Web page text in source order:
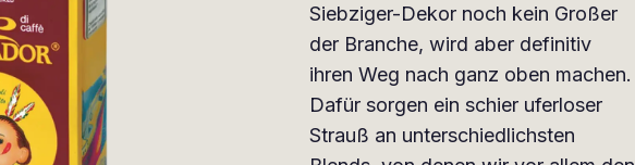
Siebziger-Dekor noch kein Großer
der Branche, wird aber definitiv
ihren Weg nach ganz oben machen.
Dafür sorgen ein schier uferloser
Strauß an unterschiedlichsten